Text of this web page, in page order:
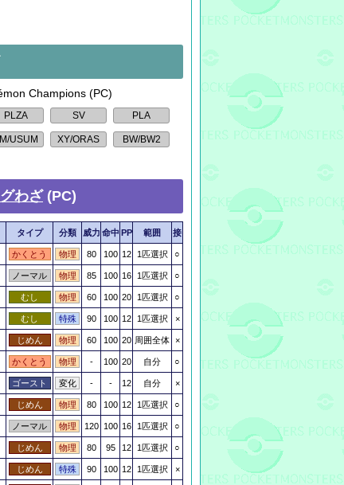
Champions (PC)
わざ(PC)
タイプ 分類 威力 命中 PP 範囲 接
かくとう 物理 80 100 12 1匹選択 ○
ノーマル 物理 85 100 16 1匹選択 ○
むし 物理 60 100 20 1匹選択 ○
むし 特殊 90 100 12 1匹選択 ×
じめん 物理 60 100 20 周囲全体 ×
かくとう 物理 - 100 20 自分 ○
ゴースト 変化 - - 12 自分 ×
じめん 物理 80 100 12 1匹選択 ○
ノーマル 物理 120 100 16 1匹選択 ○
じめん 物理 80 95 12 1匹選択 ○
じめん 特殊 90 100 12 1匹選択 ×